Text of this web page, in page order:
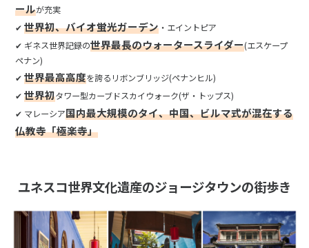
ールが充実
✔ 世界初、バイオ蛍光ガーデン ・エイントピア
✔ ギネス世界記録の世界最長のウォータースライダー(エスケープ
ペナン)
✔ 世界最高高度を誇るリボンブリッジ(ペナンヒル)
✔ 世界初タワー型カーブドスカイウォーク(ザ・トップス)
✔ マレーシア国内最大規模のタイ、中国、ビルマ式が混在する
仏教寺「極楽寺」
ユネスコ世界文化遺産のジョージタウンの街歩き